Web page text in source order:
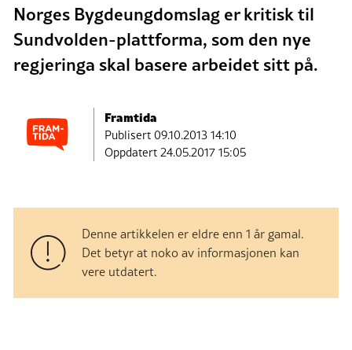
Norges Bygdeungdomslag er kritisk til
Sundvolden-plattforma, som den nye
regjeringa skal basere arbeidet sitt på.
Framtida
Publisert09.10.2013 14:10
Oppdatert 24.05.2017 15:05
Denne artikkelen er eldre enn 1 år gamal.
Det betyr at noko av informasjonen kan
vere utdatert.